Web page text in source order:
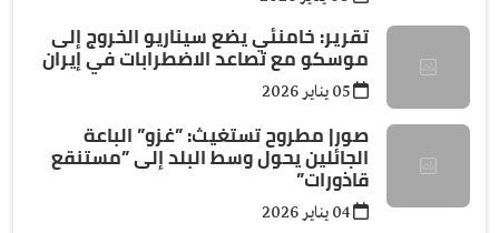
تقرير: خامنئي يضع سيناريو الخروج إلى
موسكو مع تصاعد الاضطرابات في إيران
صور| مطروح تستغيث: ”غزو” الباعة
الجائلين يحول وسط البلد إلى ”مستنقع
قاذورات”